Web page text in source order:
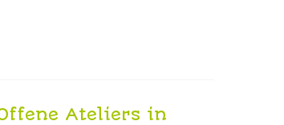
Ateliers in